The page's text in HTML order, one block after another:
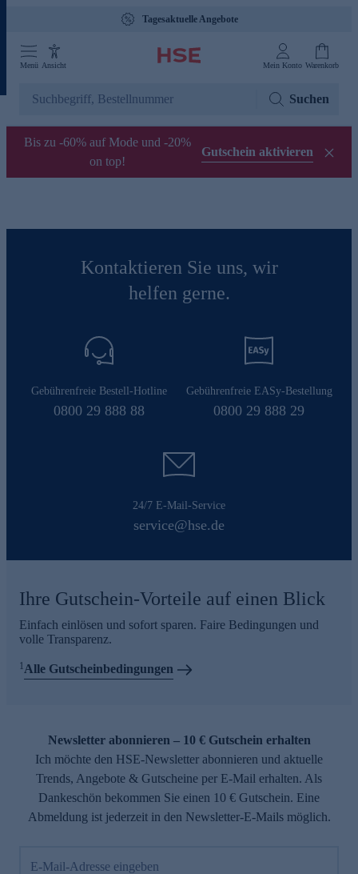
Tagesaktuelle Angebote
Menü Ansicht Mein Konto Warenkorb
Suchen
Bis zu -60% auf Mode und -20%
on top!
Gutschein aktivieren
Kontaktieren Sie uns, wir
helfen gerne.
Gebührenfreie Bestell-Hotline
0800 29 888 88
Gebührenfreie EASy-Bestellung
0800 29 888 29
24/7 E-Mail-Service
service@hse.de
Ihre Gutschein-Vorteile auf einen Blick
Einfach einlösen und sofort sparen. Faire Bedingungen und
volle Transparenz.
1Alle Gutscheinbedingungen
Newsletter abonnieren – 10 € Gutschein erhalten
Ich möchte den HSE-Newsletter abonnieren und aktuelle
Trends, Angebote & Gutscheine per E-Mail erhalten. Als
Dankeschön bekommen Sie einen 10 € Gutschein. Eine
Abmeldung ist jederzeit in den Newsletter-E-Mails möglich.
E-Mail-Adresse eingeben